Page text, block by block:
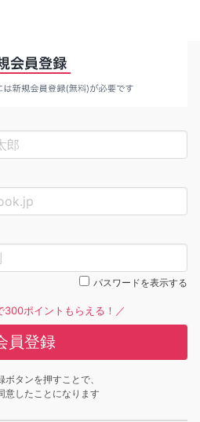
パスワードを表示する
300ポイントもらえる！／
員登録
ボタンを押すことで、
意したことになります